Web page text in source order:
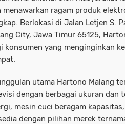
menawarkan ragam produk
Berlokasi di Jalan Letjen S.
City, Jawa Timur 65125,
konsumen yang menginginkan
utama Hartono Malang
dengan berbagai ukuran dan
mesin cuci beragam
dengan pilihan merek